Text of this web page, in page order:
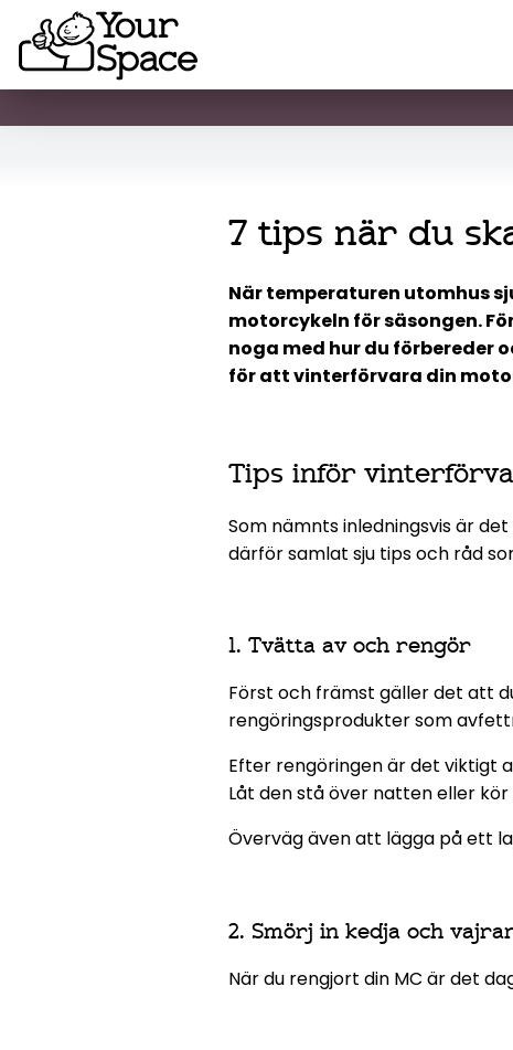
7 tips när du
När temperaturen utomhus
motorcykeln för säsongen.
noga med hur du förbereder
för att vinterförvara din
Tips inför
Som nämnts inledningsvis är
därför samlat sju tips och råd
1. Tvätta av och rengör
Först och främst gäller det att
rengöringsprodukter som
Efter rengöringen är det viktigt
Låt den stå över natten eller
Överväg även att lägga på ett
2. Smörj in kedja och
När du rengjort din MC är det